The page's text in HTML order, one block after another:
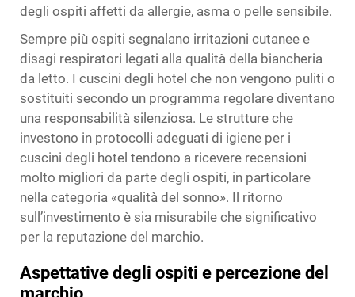
degli ospiti affetti da allergie, asma o pelle sensibile.
Sempre più ospiti segnalano irritazioni cutanee e
disagi respiratori legati alla qualità della biancheria
da letto. I cuscini degli hotel che non vengono puliti o
sostituiti secondo un programma regolare diventano
una responsabilità silenziosa. Le strutture che
investono in protocolli adeguati di igiene per i
cuscini degli hotel tendono a ricevere recensioni
molto migliori da parte degli ospiti, in particolare
nella categoria «qualità del sonno». Il ritorno
sull’investimento è sia misurabile che significativo
per la reputazione del marchio.
Aspettative degli ospiti e percezione del